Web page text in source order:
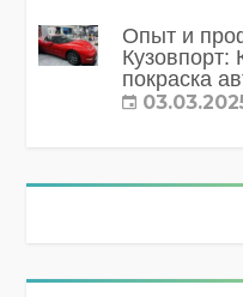
Опыт и
Кузовпорт:
покраска